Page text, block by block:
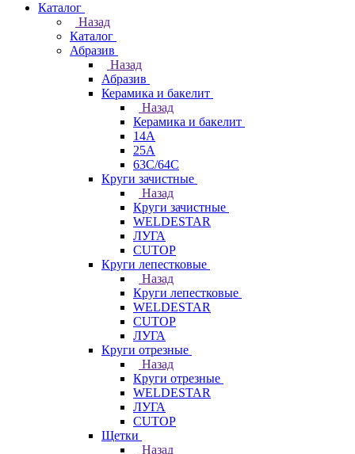
Каталог
Назад
Каталог
Абразив
Назад
Абразив
Керамика и бакелит
Назад
Керамика и бакелит
14А
25А
63С/64С
Круги зачистные
Назад
Круги зачистные
WELDESTAR
ЛУГА
CUTOP
Круги лепестковые
Назад
Круги лепестковые
WELDESTAR
CUTOP
ЛУГА
Круги отрезные
Назад
Круги отрезные
WELDESTAR
ЛУГА
CUTOP
Щетки
Назад